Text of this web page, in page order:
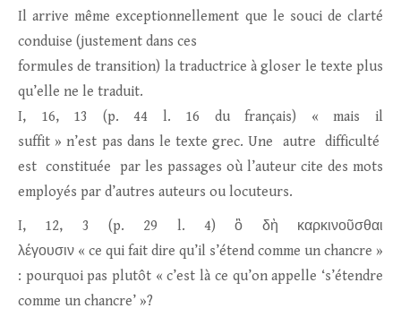
Il arrive même exceptionnellement que le souci de clarté
conduise (justement dans ces
formules de transition) la traductrice à gloser le texte plus
qu’elle ne le traduit.
I, 16, 13 (p. 44 l. 16 du français) « mais il
suffit » n’est pas dans le texte grec. Une autre difficulté
est constituée par les passages où l’auteur cite des mots
employés par d’autres auteurs ou locuteurs.
I, 12, 3 (p. 29 l. 4) ὃ δὴ καρκινοῦσθαι
λέγουσιν « ce qui fait dire qu’il s’étend comme un chancre »
: pourquoi pas plutôt « c’est là ce qu’on appelle ‘s’étendre
comme un chancre’ »?